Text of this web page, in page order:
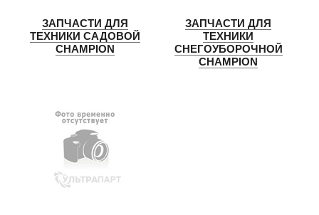
ЗАПЧАСТИ ДЛЯ
ТЕХНИКИ САДОВОЙ
CHAMPION
ЗАПЧАСТИ ДЛЯ
ТЕХНИКИ
СНЕГОУБОРОЧНОЙ
CHAMPION